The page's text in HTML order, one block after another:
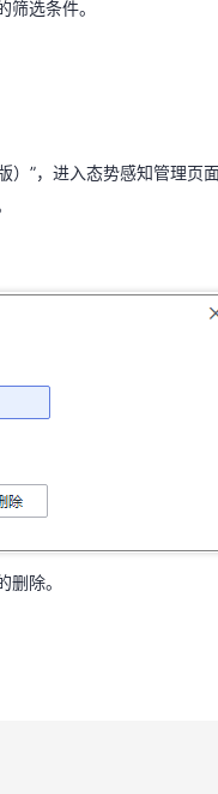
删除。
选条件。
”，进入态势感知管理页面
除。